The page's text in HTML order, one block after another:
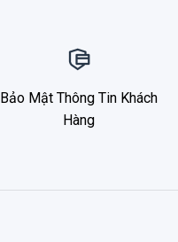
Bảo Mật Thông Tin Khách
Hàng